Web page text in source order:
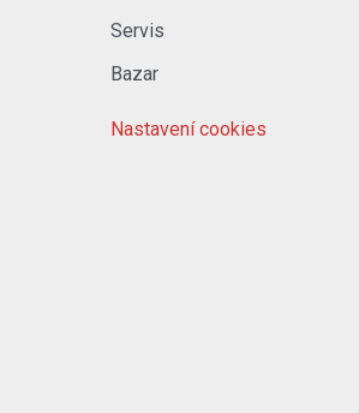
Servis
Bazar
Nastavení cookies